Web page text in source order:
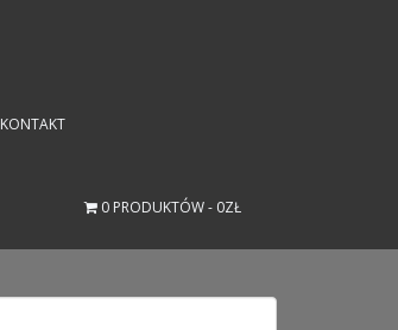
KONTAKT
0 PRODUKTÓW 0ZŁ